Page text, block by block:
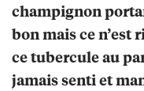
champignon
bon mais ce n’est
ce tubercule au
jamais senti et